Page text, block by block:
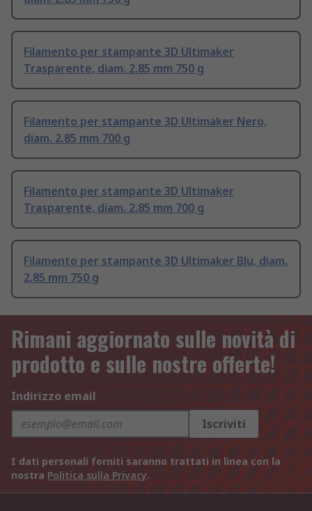
Filamento per stampante 3D Ultimaker
Trasparente, diam. 2.85 mm 750 g
Filamento per stampante 3D Ultimaker Nero,
diam. 2.85 mm 700 g
Filamento per stampante 3D Ultimaker
Trasparente, diam. 2.85 mm 700 g
Filamento per stampante 3D Ultimaker Blu, diam.
2.85 mm 750 g
Rimani aggiornato sulle novità di
prodotto e sulle nostre offerte!
Indirizzo email
Iscriviti
I dati personali forniti saranno trattati in linea con la
nostra Politica sulla Privacy.